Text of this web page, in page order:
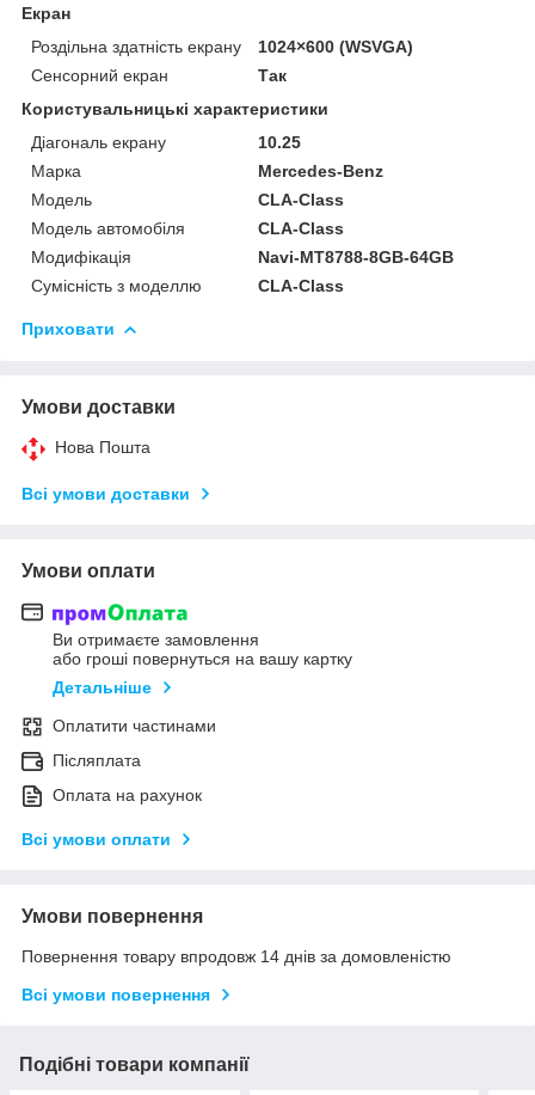
Екран
Роздільна здатність екрану
1024×600 (WSVGA)
Сенсорний екран
Так
Користувальницькі характеристики
Діагональ екрану
10.25
Марка
Mercedes-Benz
Модель
CLA-Class
Модель автомобіля
CLA-Class
Модифікація
Navi-MT8788-8GB-64GB
Сумісність з моделлю
CLA-Class
Приховати
Умови доставки
Нова Пошта
Всі умови доставки
Умови оплати
Ви отримаєте замовлення
або гроші повернуться на вашу картку
Детальніше
Оплатити частинами
Післяплата
Оплата на рахунок
Всі умови оплати
Умови повернення
Повернення товару впродовж 14 днів за домовленістю
Всі умови повернення
Подібні товари компанії